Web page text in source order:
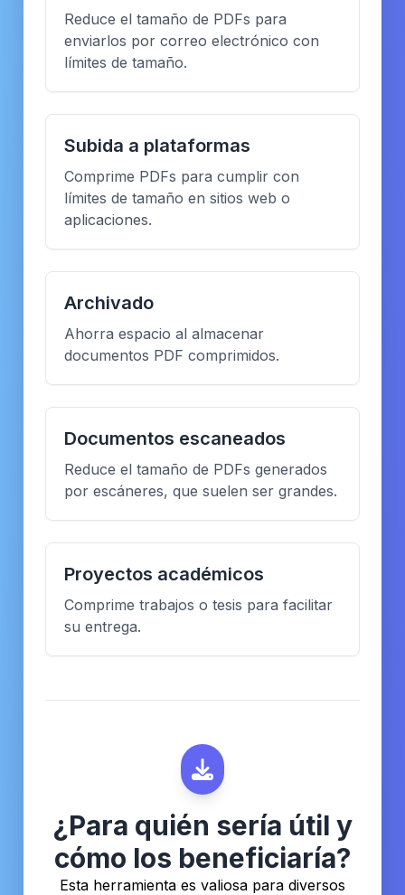
Reduce el tamaño de PDFs para
enviarlos por correo electrónico con
límites de tamaño.
Subida a plataformas
Comprime PDFs para cumplir con
límites de tamaño en sitios web o
aplicaciones.
Archivado
Ahorra espacio al almacenar
documentos PDF comprimidos.
Documentos escaneados
Reduce el tamaño de PDFs generados
por escáneres, que suelen ser grandes.
Proyectos académicos
Comprime trabajos o tesis para facilitar
su entrega.
¿Para quién sería útil y
cómo los beneficiaría?
Esta herramienta es valiosa para diversos